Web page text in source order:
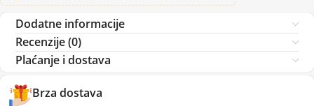
Dodatne informacije
Recenzije (0)
Plaćanje i dostava
Brza dostava